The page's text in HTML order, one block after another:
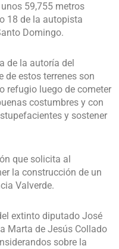
59,755 metros
18 de la autopista
Domingo.
de la autoría del
de estos terrenes son
refugio luego de cometer
costumbres y con
y sostener
que solicita al
la construcción de un
Valverde.
extinto diputado José
Marta de Jesús Collado
sobre la